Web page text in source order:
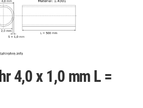
4,0 x 1,0 mm L =